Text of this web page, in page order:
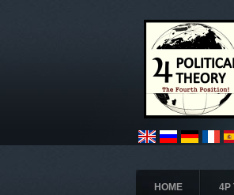
HOME 4P